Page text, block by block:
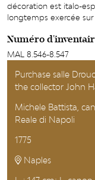
décoration est italo-
longtemps exercée sur
Numéro
MAL 8.546-8.547
Purchase salle
the collector John
Michele Battista,
Reale di Napoli
1775
Naples